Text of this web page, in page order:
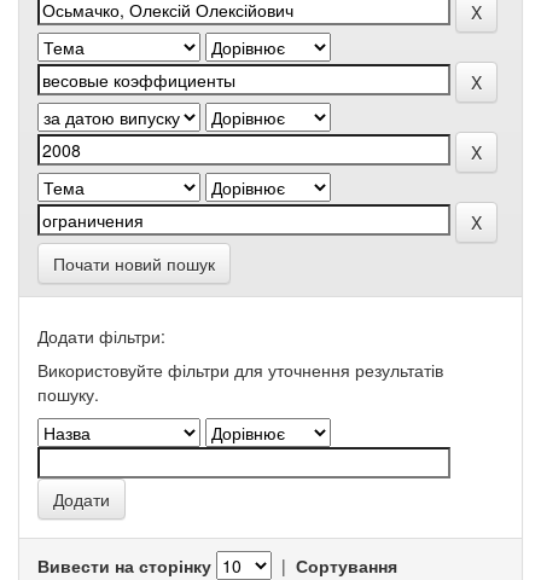
Почати новий пошук
Додати фільтри:
Використовуйте фільтри для уточнення результатів
пошуку.
Вивести на сторінку | Сортування